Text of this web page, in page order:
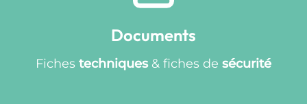
Documents
Fiches techniques& fiches de sécurité